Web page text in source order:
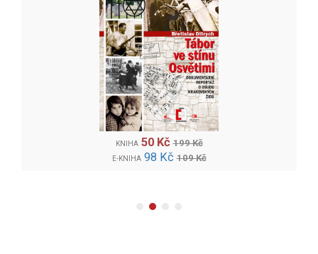
KNIHA 50 Kč 199 Kč
E-KNIHA 98 Kč 109 Kč